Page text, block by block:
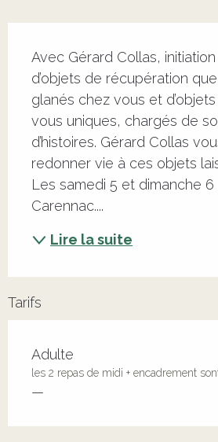
Avec Gérard Collas, initiation
d’objets de récupération
glanés chez vous et
vous uniques, chargés de
d’histoires. Gérard Collas
redonner vie à ces objets
Les samedi 5 et dimanche
Carennac....
Lire la suite
Tarifs
Adulte
les 2 repas de midi + encadrement
—